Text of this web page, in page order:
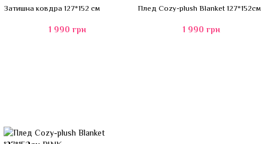
Затишна ковдра 127*152 см
1 990 грн
Плед Cozy-plush Blanket 127*152см
1 990 грн